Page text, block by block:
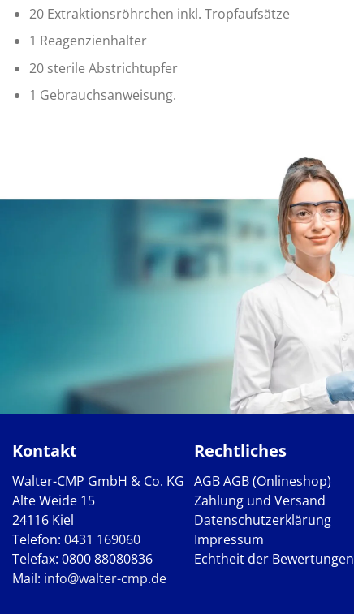
20 Extraktionsröhrchen inkl. Tropfaufsätze
1 Reagenzienhalter
20 sterile Abstrichtupfer
1 Gebrauchsanweisung.
Kontakt
Walter-CMP GmbH & Co. KG
Alte Weide 15
24116 Kiel
Telefon: 0431 169060
Telefax: 0800 88080836
Mail: info@walter-cmp.de
Rechtliches
AGBAGB (Onlineshop)
Zahlung und Versand
Datenschutzerklärung
Impressum
Echtheit der Bewertungen